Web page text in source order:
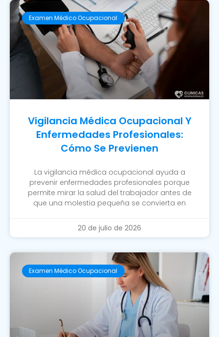
Examen Médico Ocupacional
Vigilancia Médica Ocupacional Y
Enfermedades Profesionales:
Cómo Se Previenen
La vigilancia médica ocupacional ayuda a
prevenir enfermedades profesionales porque
permite mirar la salud del trabajador antes de
que una molestia pequeña se convierta en
20 de julio de 2026
Examen Médico Ocupacional